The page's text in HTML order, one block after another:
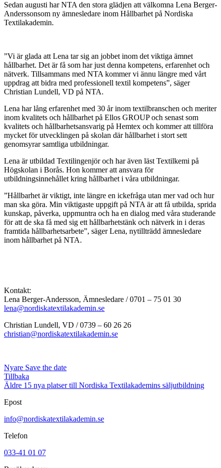
Sedan augusti har NTA den stora glädjen att välkomna Lena Berger-
Anderssonsom ny ämnesledare inom Hållbarhet på Nordiska
Textilakademin.
”Vi är glada att Lena tar sig an jobbet inom det viktiga ämnet
hållbarhet. Det är få som har just denna kompetens, erfarenhet och
nätverk. Tillsammans med NTA kommer vi ännu längre med vårt
uppdrag att bidra med professionell textil kompetens”, säger
Christian Lundell, VD på NTA.
Lena har lång erfarenhet med 30 år inom textilbranschen och meriter
inom kvalitets och hållbarhet på Ellos GROUP och senast som
kvalitets och hållbarhetsansvarig på Hemtex och kommer att tillföra
mycket för utvecklingen på skolan där hållbarhet i stort sett
genomsyrar samtliga utbildningar.
Lena är utbildad Textilingenjör och har även läst Textilkemi på
Högskolan i Borås. Hon kommer att ansvara för
utbildningsinnehållet kring hållbarhet i våra utbildningar.
”Hållbarhet är viktigt, inte längre en ickefråga utan mer vad och hur
man ska göra. Min viktigaste uppgift på NTA är att få utbilda, sprida
kunskap, påverka, uppmuntra och ha en dialog med våra studerande
för att de ska få med sig ett hållbarhetstänk och nätverk in i deras
framtida hållbarhetsarbete”, säger Lena, nytillträdd ämnesledare
inom hållbarhet på NTA.
Kontakt:
Lena Berger-Andersson, Ämnesledare / 0701 – 75 01 30
lena@nordiskatextilakademin.se
Christian Lundell, VD / 0739 – 60 26 26
christian@nordiskatextilakademin.se
Nyare Save the date
Tillbaka
Äldre 15 nya platser till Nordiska Textilakademins säljutbildning
Epost
info@nordiskatextilakademin.se
Telefon
033-41 01 07